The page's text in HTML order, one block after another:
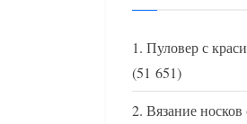
Пуловер с
(51 651)
Вязание